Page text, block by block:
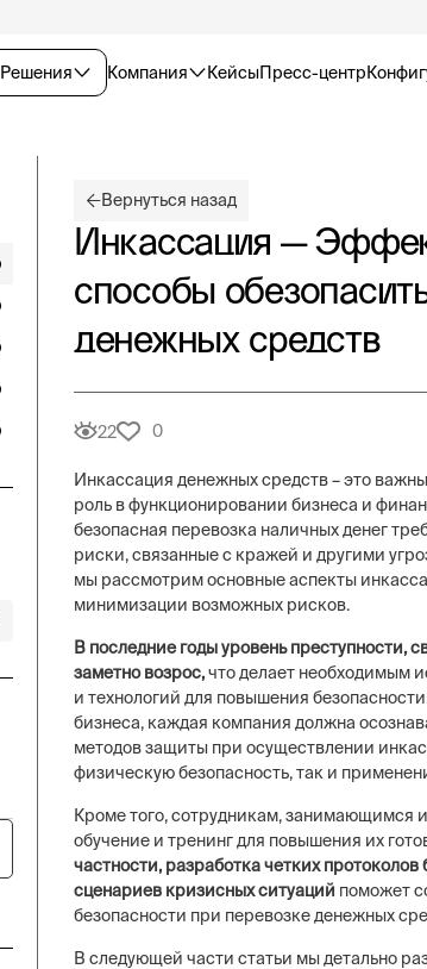
Решения Компания КейсыПресс-центр
Вернуться назад
Инкассация —
способы
денежных средств
22 0
Инкассация денежных средств – это
роль в функционировании бизнеса и
безопасная перевозка наличных денег
риски, связанные с кражей и другими
мы рассмотрим основные аспекты
минимизации возможных рисков.
В последние годы уровень преступности,
заметно возрос,что делает необходимым
и технологий для повышения
бизнеса, каждая компания должна
методов защиты при осуществлении
физическую безопасность, так и
Кроме того, сотрудникам, занимающимся
обучение и тренинг для повышения их
частности, разработка четких
сценариев кризисных ситуаций поможет
безопасности при перевозке денежных
В следующей части статьи мы детально